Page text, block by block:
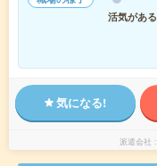
活気がある
気になる!
派遣会社